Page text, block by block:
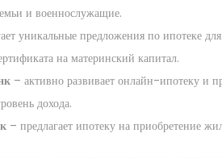
и военнослужащие.
уникальные предложения по ипотеке
на материнский капитал.
– активно развивает онлайн-ипотеку и
дохода.
– предлагает ипотеку на приобретение